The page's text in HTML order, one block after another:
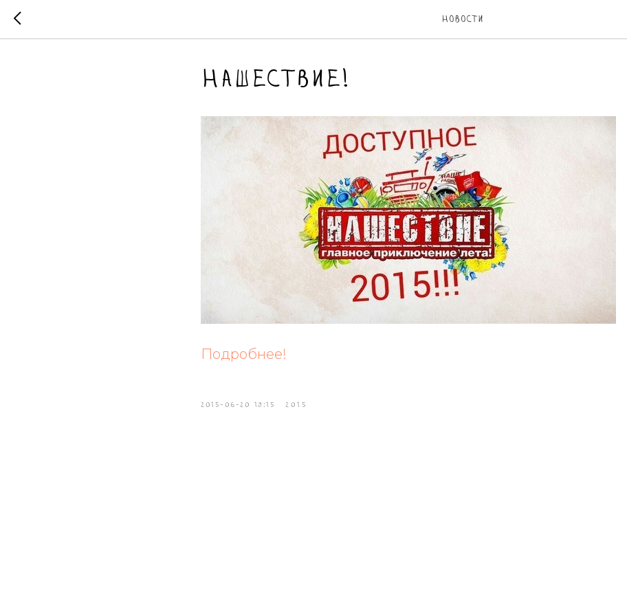
Новости
Нашествие!
Подробнее!
2015-06-20 19:15 2015